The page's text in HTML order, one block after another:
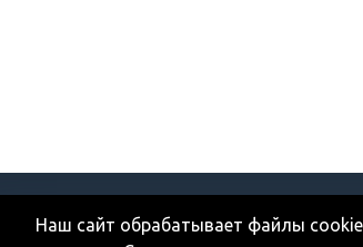
Наш сайт обрабатывает файлы